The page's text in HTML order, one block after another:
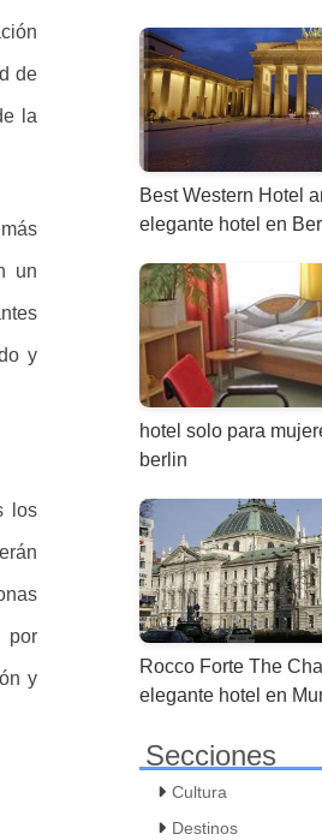
de
la
un
y
los
por
y
Best Western Hotel
elegante hotel en
hotel solo para
berlin
Rocco Forte The
elegante hotel en
Secciones
Cultura
Destinos